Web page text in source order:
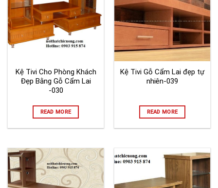
Kệ Tivi Cho Phòng Khách
Đẹp Bằng Gỗ Cẩm Lai
-030
READ MORE
Kệ Tivi Gỗ Cẩm Lai đẹp tự
nhiên-039
READ MORE